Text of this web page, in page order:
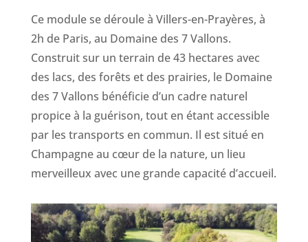
Ce module se déroule à Villers-en-Prayères, à
2h de Paris, au Domaine des 7 Vallons.
Construit sur un terrain de 43 hectares avec
des lacs, des forêts et des prairies, le Domaine
des 7 Vallons bénéficie d’un cadre naturel
propice à la guérison, tout en étant accessible
par les transports en commun. Il est situé en
Champagne au cœur de la nature, un lieu
merveilleux avec une grande capacité d’accueil.